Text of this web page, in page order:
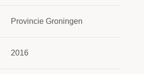
Provincie Groningen
2016